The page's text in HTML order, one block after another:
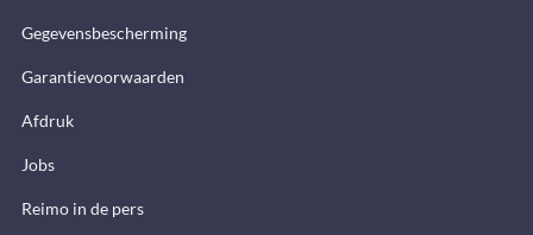
Gegevensbescherming
Garantievoorwaarden
Afdruk
Jobs
Reimo in de pers